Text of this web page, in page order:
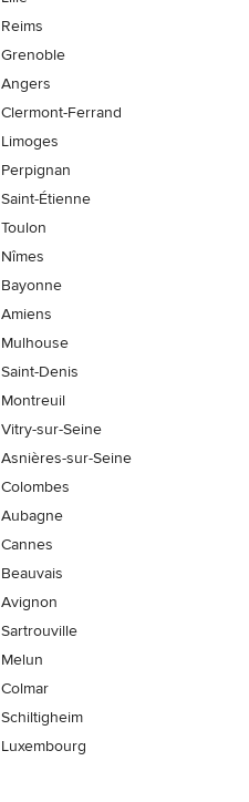
Reims
Grenoble
Angers
Clermont-Ferrand
Limoges
Perpignan
Saint-Étienne
Toulon
Nîmes
Bayonne
Amiens
Mulhouse
Saint-Denis
Montreuil
Vitry-sur-Seine
Asnières-sur-Seine
Colombes
Aubagne
Cannes
Beauvais
Avignon
Sartrouville
Melun
Colmar
Schiltigheim
Luxembourg